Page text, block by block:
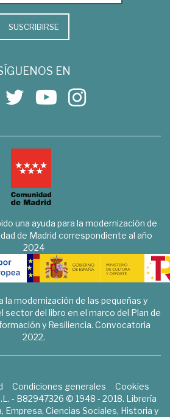
SUSCRIBIRSE
EN
una ayuda para la modernización de
de Madrid correspondiente al año
2024
la modernización de las pequeñas y
sector del libro en el marco del Plan de
y Resiliencia. Convocatoria
2022.
Condiciones generales
Cookies
- B82947326 © 1948 - 2018. Librería
Empresa, Ciencias Sociales, Historia y